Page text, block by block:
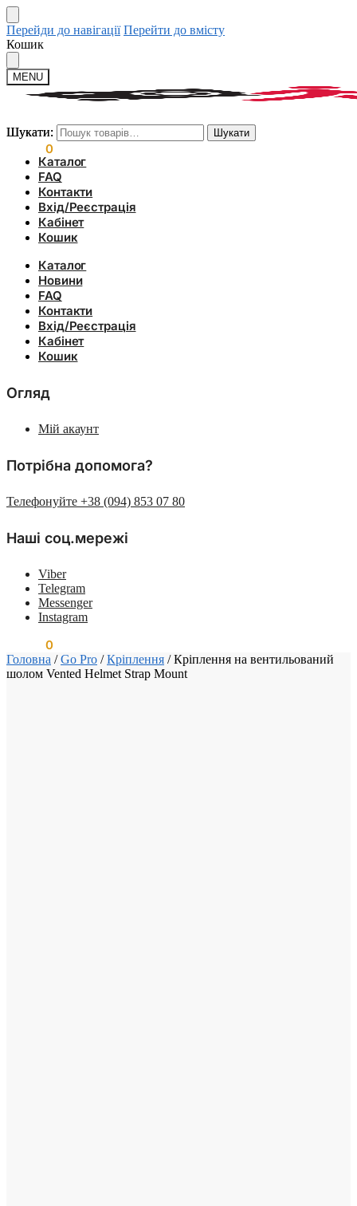
Перейди до навігації Перейти до вмісту
Кошик
MENU
Шукати: Шукати
0
Шукати: Шукати
Каталог
FAQ
Контакти
Вхід/Реєстрація
Кабінет
Кошик
Каталог
Новини
FAQ
Контакти
Вхід/Реєстрація
Кабінет
Кошик
Огляд
Мій акаунт
Потрібна допомога?
Телефонуйте +38 (094) 853 07 80
Наші соц.мережі
Viber
Telegram
Messenger
Instagram
0
Головна /Go Pro /Кріплення /Кріплення на вентильований
шолом Vented Helmet Strap Mount